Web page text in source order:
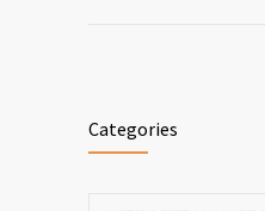
Categories